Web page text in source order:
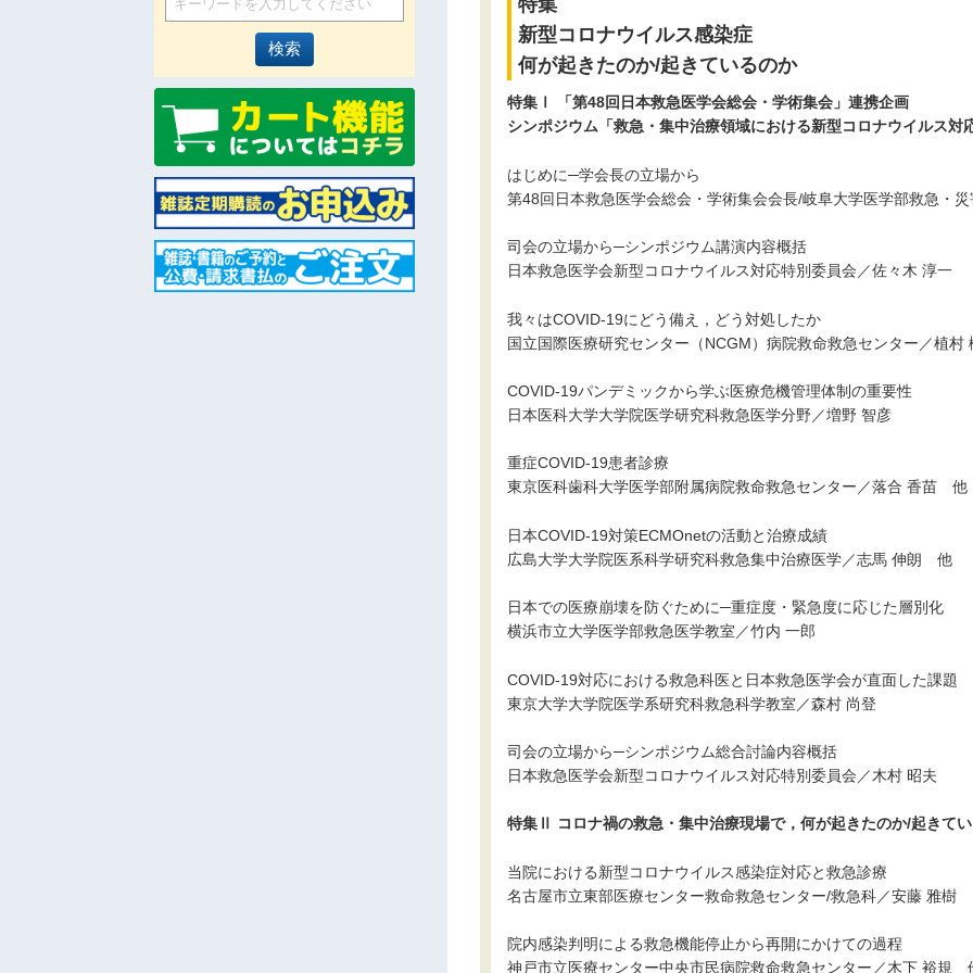
特集
新型コロナウイルス感染症
何が起きたのか/起きているのか
特集Ⅰ 「第48回日本救急医学会総会・学術集会」連携企画
シンポジウム「救急・集中治療領域における新型コロナウイルス対
はじめに─学会長の立場から
第48回日本救急医学会総会・学術集会会長/岐阜大学医学部救急・
司会の立場から─シンポジウム講演内容概括
日本救急医学会新型コロナウイルス対応特別委員会／佐々木 淳一
我々はCOVID-19にどう備え，どう対処したか
国立国際医療研究センター（NCGM）病院救命救急センター／植
COVID-19パンデミックから学ぶ医療危機管理体制の重要性
日本医科大学大学院医学研究科救急医学分野／増野 智彦
重症COVID-19患者診療
東京医科歯科大学医学部附属病院救命救急センター／落合 香苗 他
日本COVID-19対策ECMOnetの活動と治療成績
広島大学大学院医系科学研究科救急集中治療医学／志馬 伸朗 他
日本での医療崩壊を防ぐために─重症度・緊急度に応じた層別化
横浜市立大学医学部救急医学教室／竹内 一郎
COVID-19対応における救急科医と日本救急医学会が直面した課題
東京大学大学院医学系研究科救急科学教室／森村 尚登
司会の立場から─シンポジウム総合討論内容概括
日本救急医学会新型コロナウイルス対応特別委員会／木村 昭夫
特集Ⅱ コロナ禍の救急・集中治療現場で，何が起きたのか/起きて
当院における新型コロナウイルス感染症対応と救急診療
名古屋市立東部医療センター救命救急センター/救急科／安藤 雅樹
院内感染判明による救急機能停止から再開にかけての過程
神戸市立医療センター中央市民病院救命救急センター／木下 裕規